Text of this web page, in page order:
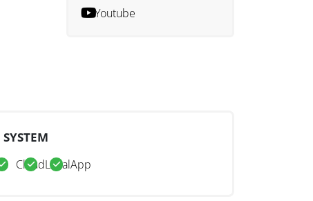
Youtube
SYSTEM
CloudLokalApp